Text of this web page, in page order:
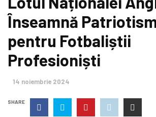
Înseamnă
pentru Fotbaliștii
Profesioniști
14 noiembrie 2024
SHARE